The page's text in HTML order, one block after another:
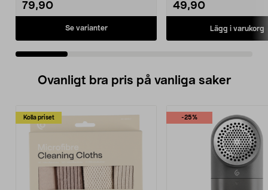
79,90
Se varianter
49,90
Lägg i varukorg
Ovanligt bra pris på vanliga saker
Kolla priset -25%